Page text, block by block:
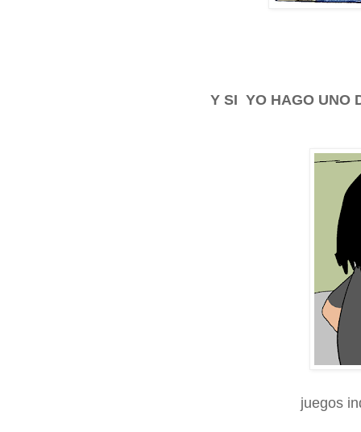
Y SI YO HAGO UNO
juegos